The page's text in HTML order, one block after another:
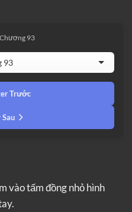
93
Trước
vào tấm đồng nhỏ hình